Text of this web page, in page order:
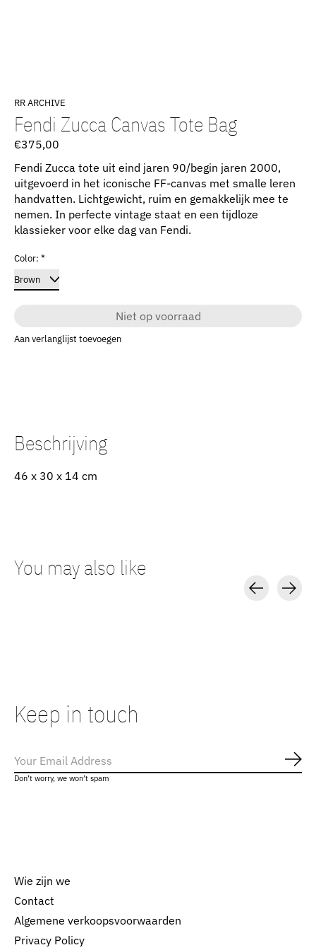
RR ARCHIVE
Fendi Zucca Canvas Tote Bag
€375,00
Fendi Zucca tote uit eind jaren 90/begin jaren 2000,
uitgevoerd in het iconische FF-canvas met smalle leren
handvatten. Lichtgewicht, ruim en gemakkelijk mee te
nemen. In perfecte vintage staat en een tijdloze
klassieker voor elke dag van Fendi.
Color: *
Niet op voorraad
Aan verlanglijst toevoegen
Beschrijving
46 x 30 x 14 cm
You may also like
Keep in touch
Don’t worry, we won’t spam
Wie zijn we
Contact
Algemene verkoopsvoorwaarden
Privacy Policy